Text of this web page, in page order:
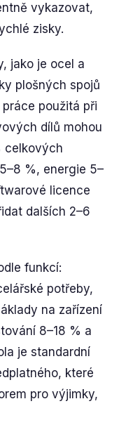
vykazovat,
zisky.
jako je ocel a
plošných spojů
použitá při
dílů mohou
celkových
%, energie 5–
licence
dalších 2–6
funkcí:
potřeby,
na zařízení
8–18 % a
je standardní
​​které
pro výjimky,